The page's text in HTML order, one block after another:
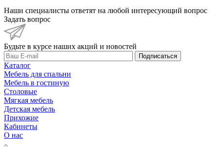
Наши специалисты ответят на любой интересующий вопрос
Задать вопрос
Будьте в курсе наших акций и новостей
Подписаться
Каталог
Мебель для спальни
Мебель в гостиную
Столовые
Мягкая мебель
Детская мебель
Прихожие
Кабинеты
О нас